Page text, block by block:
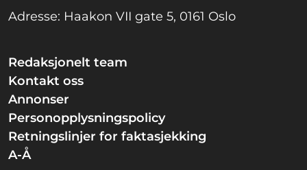
Adresse: Haakon VII gate 5, 0161 Oslo
Redaksjonelt team
Kontakt oss
Annonser
Personopplysningspolicy
Retningslinjer for faktasjekking
A-Å